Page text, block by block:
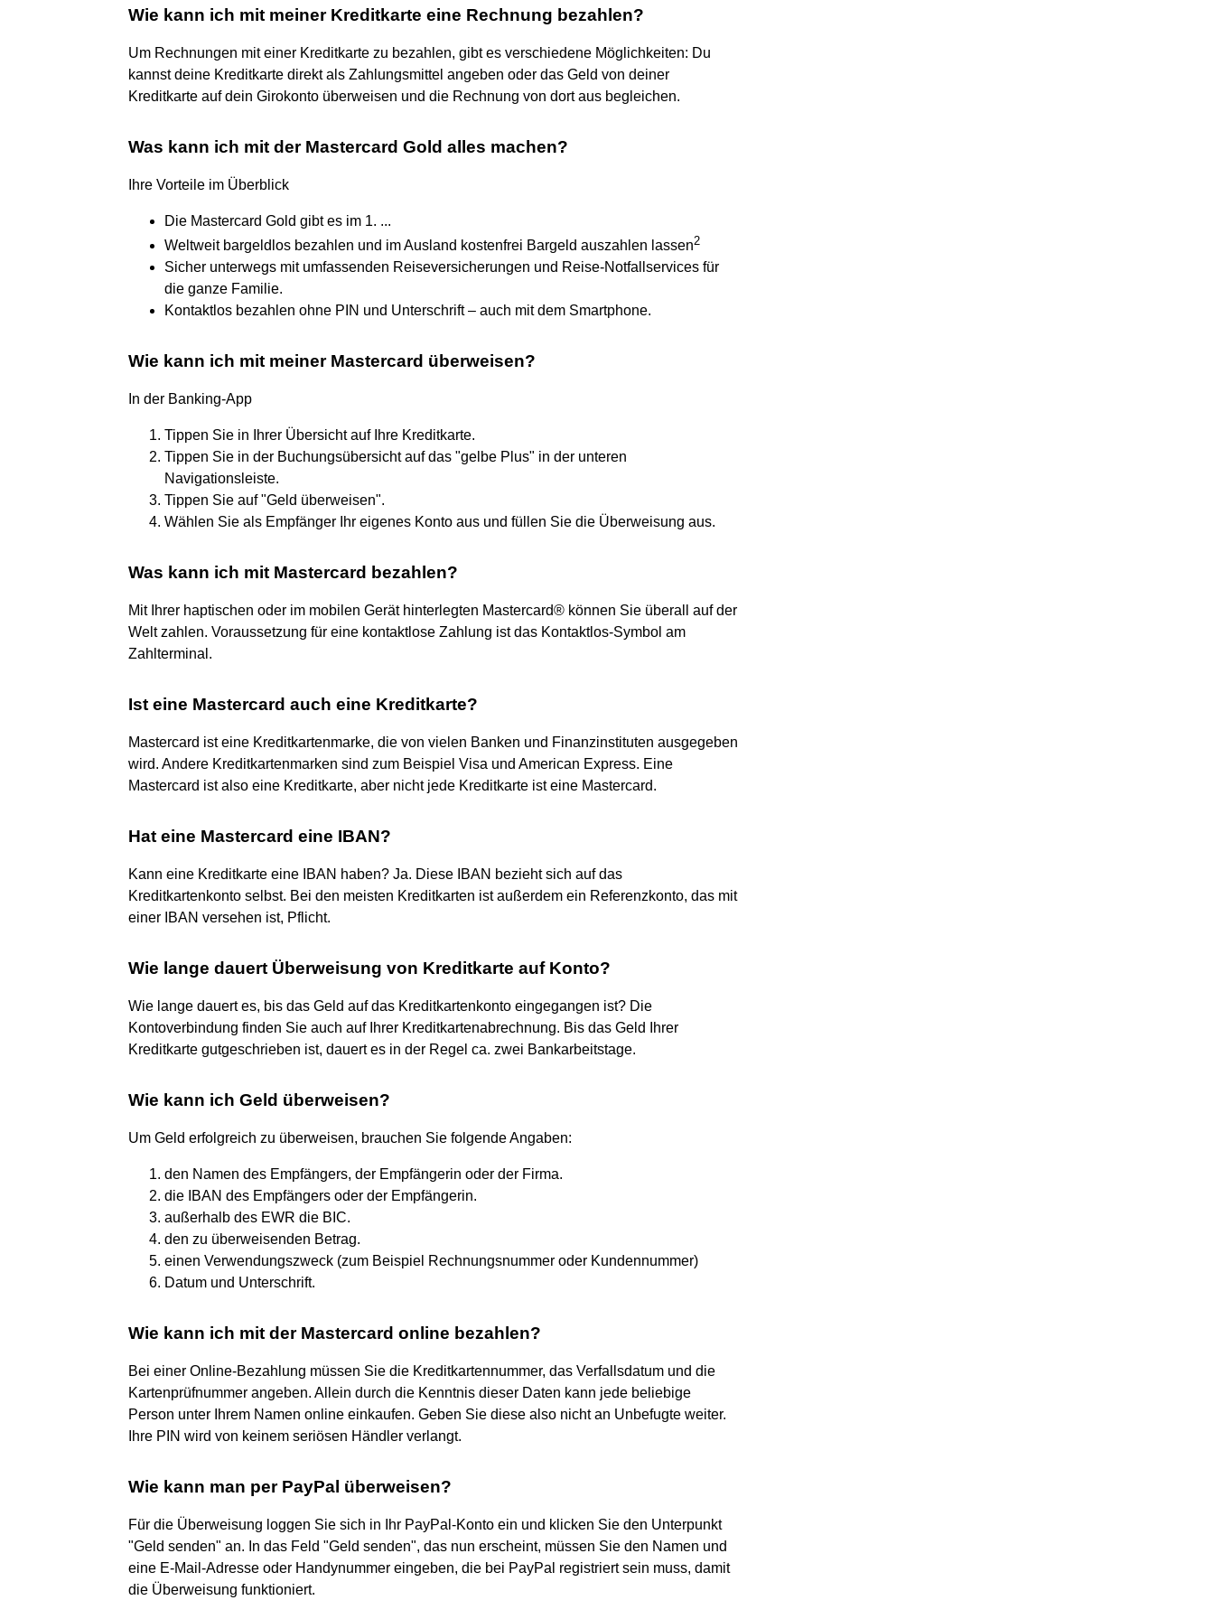
Wie kann ich mit meiner Kreditkarte eine Rechnung bezahlen?
Um Rechnungen mit einer Kreditkarte zu bezahlen, gibt es verschiedene Möglichkeiten: Du
kannst deine Kreditkarte direkt als Zahlungsmittel angeben oder das Geld von deiner
Kreditkarte auf dein Girokonto überweisen und die Rechnung von dort aus begleichen.
Was kann ich mit der Mastercard Gold alles machen?
Ihre Vorteile im Überblick
Die Mastercard Gold gibt es im 1. ...
Weltweit bargeldlos bezahlen und im Ausland kostenfrei Bargeld auszahlen lassen2
Sicher unterwegs mit umfassenden Reiseversicherungen und Reise-Notfallservices für
die ganze Familie.
Kontaktlos bezahlen ohne PIN und Unterschrift – auch mit dem Smartphone.
Wie kann ich mit meiner Mastercard überweisen?
In der Banking-App
Tippen Sie in Ihrer Übersicht auf Ihre Kreditkarte.
Tippen Sie in der Buchungsübersicht auf das "gelbe Plus" in der unteren
Navigationsleiste.
Tippen Sie auf "Geld überweisen".
Wählen Sie als Empfänger Ihr eigenes Konto aus und füllen Sie die Überweisung aus.
Was kann ich mit Mastercard bezahlen?
Mit Ihrer haptischen oder im mobilen Gerät hinterlegten Mastercard® können Sie überall auf der
Welt zahlen. Voraussetzung für eine kontaktlose Zahlung ist das Kontaktlos-Symbol am
Zahlterminal.
Ist eine Mastercard auch eine Kreditkarte?
Mastercard ist eine Kreditkartenmarke, die von vielen Banken und Finanzinstituten ausgegeben
wird. Andere Kreditkartenmarken sind zum Beispiel Visa und American Express. Eine
Mastercard ist also eine Kreditkarte, aber nicht jede Kreditkarte ist eine Mastercard.
Hat eine Mastercard eine IBAN?
Kann eine Kreditkarte eine IBAN haben? Ja. Diese IBAN bezieht sich auf das
Kreditkartenkonto selbst. Bei den meisten Kreditkarten ist außerdem ein Referenzkonto, das mit
einer IBAN versehen ist, Pflicht.
Wie lange dauert Überweisung von Kreditkarte auf Konto?
Wie lange dauert es, bis das Geld auf das Kreditkartenkonto eingegangen ist? Die
Kontoverbindung finden Sie auch auf Ihrer Kreditkartenabrechnung. Bis das Geld Ihrer
Kreditkarte gutgeschrieben ist, dauert es in der Regel ca. zwei Bankarbeitstage.
Wie kann ich Geld überweisen?
Um Geld erfolgreich zu überweisen, brauchen Sie folgende Angaben:
den Namen des Empfängers, der Empfängerin oder der Firma.
die IBAN des Empfängers oder der Empfängerin.
außerhalb des EWR die BIC.
den zu überweisenden Betrag.
einen Verwendungszweck (zum Beispiel Rechnungsnummer oder Kundennummer)
Datum und Unterschrift.
Wie kann ich mit der Mastercard online bezahlen?
Bei einer Online-Bezahlung müssen Sie die Kreditkartennummer, das Verfallsdatum und die
Kartenprüfnummer angeben. Allein durch die Kenntnis dieser Daten kann jede beliebige
Person unter Ihrem Namen online einkaufen. Geben Sie diese also nicht an Unbefugte weiter.
Ihre PIN wird von keinem seriösen Händler verlangt.
Wie kann man per PayPal überweisen?
Für die Überweisung loggen Sie sich in Ihr PayPal-Konto ein und klicken Sie den Unterpunkt
"Geld senden" an. In das Feld "Geld senden", das nun erscheint, müssen Sie den Namen und
eine E-Mail-Adresse oder Handynummer eingeben, die bei PayPal registriert sein muss, damit
die Überweisung funktioniert.